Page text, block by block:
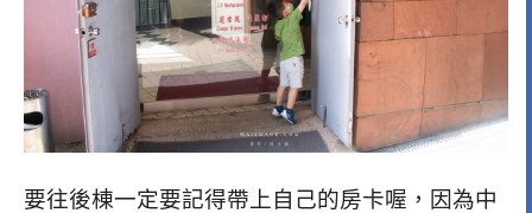
要往後棟一定要記得帶上自己的房卡喔，因為中